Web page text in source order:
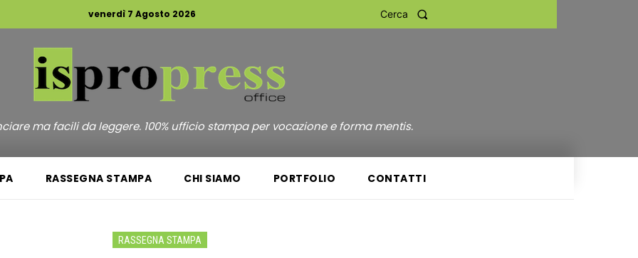
venerdì 7 Agosto 2026 Cerca
ma facili da leggere. 100% ufficio stampa per vocazione e forma mentis.
RASSEGNA STAMPA CHI SIAMO PORTFOLIO CONTATTI
RASSEGNA STAMPA